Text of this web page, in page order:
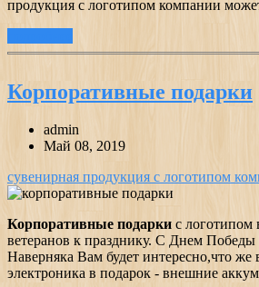
продукция с логотипом компании
Корпоративные подарки
admin
Май 08, 2019
сувенирная продукция с логотипом
Корпоративные подарки с логотипом
ветеранов к празднику. С Днем
Наверняка Вам будет интересно,что
электроника в подарок - внешние